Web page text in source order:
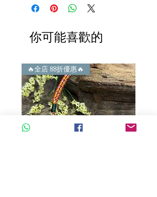
i) 成色足。冇鍍金！冇包金！冇假金！
3) 顧客所花費一分一毫全部都是珠寶本
i) 無佣金！無租金！無買手費！真真正
正行內批發價。
謝絕紙上談兵。
你可能喜歡的
🔥全店 88折優惠🔥